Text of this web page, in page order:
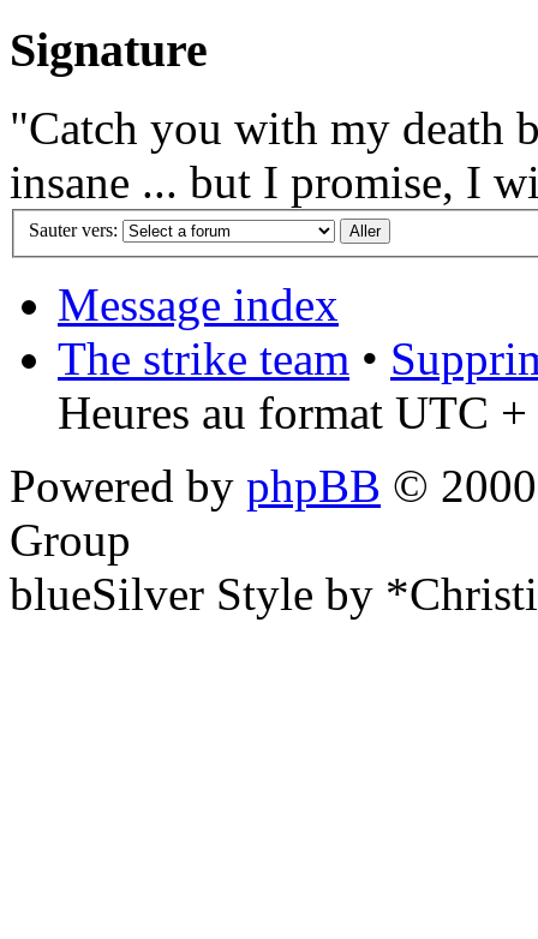
Signature
"Catch you with my death
insane ... but I promise, I
Sauter vers:
Message index
The strike team •
Heures au format UTC
Powered by phpBB ©
Group
blueSilver Style by